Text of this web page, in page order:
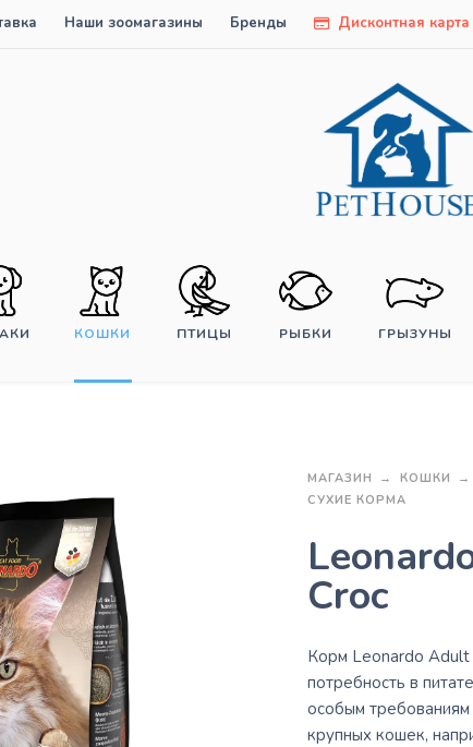
Наши зоомагазины Бренды Дисконтная карта
КОШКИ ПТИЦЫ РЫБКИ ГРЫЗУНЫ
МАГАЗИН
КОШКИ
СУХИЕ КОРМА
Croc
Корм Leonardo Adult
потребность в
особым
крупных кошек,